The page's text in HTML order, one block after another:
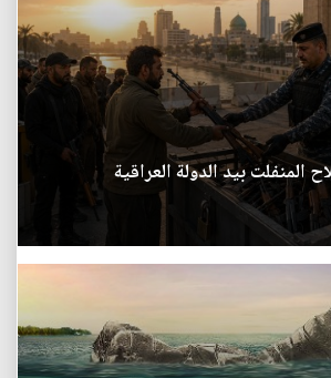
بيد الدولة العراقية